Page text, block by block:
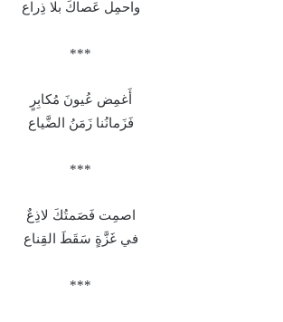
واحمِل عَصاكَ بلا ذِراع
***
أَغمِض عُيونَ مُكابِرٍ
فَزَمانُنا زَمَنُ الضَّياع
***
اصمِت فَصَمتُكَ لاذِعٌ
في غَزَّةٍ سَقَطَ القِناع
***